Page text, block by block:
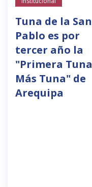
Tuna de la San
Pablo es por
tercer año la
"Primera Tuna
Más Tuna" de
Arequipa